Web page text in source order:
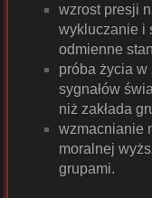
wzrost presji
wykluczanie i
odmienne
próba życia
sygnałów
niż zakłada
wzmacnianie
moralnej
grupami.